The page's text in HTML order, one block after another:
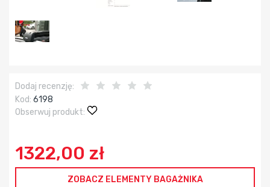
Dodaj recenzję:
Kod: 6198
Obserwuj produkt:
1322,00 zł
ZOBACZ ELEMENTY BAGAŻNIKA